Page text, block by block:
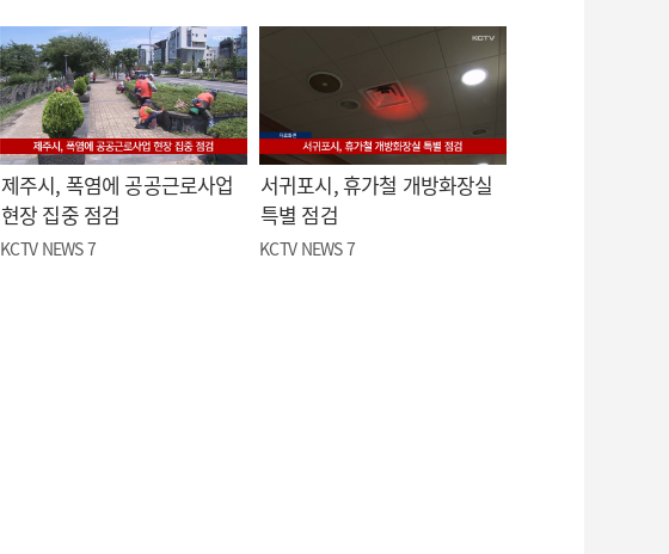
제주시, 폭염에 공공근로사업
현장 집중 점검
KCTV NEWS 7
서귀포시, 휴가철 개방화장실
특별 점검
KCTV NEWS 7